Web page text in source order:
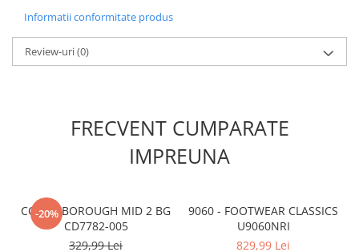
Informatii conformitate produs
Review-uri(0)
FRECVENT CUMPARATE
IMPREUNA
-20%
COURT BOROUGH MID 2 BG
CD7782-005
329,99 Lei
9060 - FOOTWEAR CLASSICS
U9060NRI
829,99 Lei